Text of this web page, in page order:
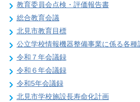
教育委員会点検・評価報告書
総合教育会議
北見市教育目標
公立学校情報機器整備事業に係る各種
令和７年会議録
令和６年会議録
令和5年会議録
北見市学校施設長寿命化計画